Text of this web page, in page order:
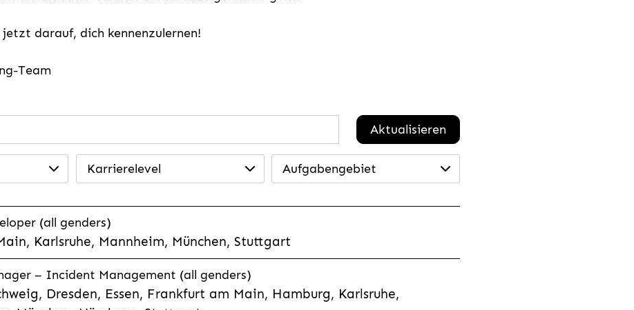
jetzt darauf, dich kennenzulernen!
Team
Aktualisieren
Karrierelevel Aufgabengebiet
(all genders)
Karlsruhe, Mannheim, München, Stuttgart
– Incident Management (all genders)
Dresden, Essen, Frankfurt am Main, Hamburg, Karlsruhe,